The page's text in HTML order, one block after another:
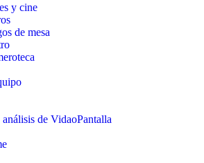
y cine
de mesa
de VidaoPantalla